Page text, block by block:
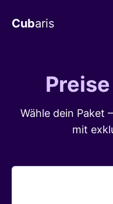
Cubaris
Wähle dein Paket
mit